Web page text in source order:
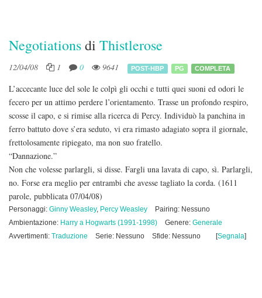
Negotiationsdi Thistlerose
12/04/08 1 0 9641 POST-HBP PG COMPLETA
L’accecante luce del sole le colpì gli occhi e tutti quei suoni ed odori le
fecero per un attimo perdere l’orientamento. Trasse un profondo respiro,
scosse il capo, e si rimise alla ricerca di Percy. Individuò la panchina in
ferro battuto dove s’era seduto, vi era rimasto adagiato sopra il giornale,
frettolosamente ripiegato, ma non suo fratello.
“Dannazione.”
Non che volesse parlargli, si disse. Fargli una lavata di capo, sì. Parlargli,
no. Forse era meglio per entrambi che avesse tagliato la corda. (1611
parole, pubblicata 07/04/08)
Personaggi: Ginny Weasley, Percy Weasley
Pairing: Nessuno
Ambientazione: Harry a Hogwarts (1991-1998) Genere: Generale
Avvertimenti: Traduzione Serie: Nessuno Sfide: Nessuno [Segnala]